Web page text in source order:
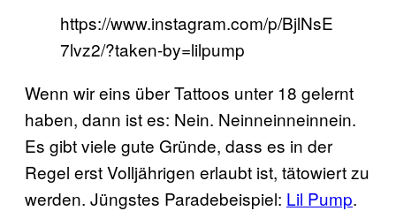
https://www.instagram.com/p/BjlNsE
7lvz2/?taken-by=lilpump
Wenn wir eins über Tattoos unter 18 gelernt
haben, dann ist es: Nein. Neinneinneinnein.
Es gibt viele gute Gründe, dass es in der
Regel erst Volljährigen erlaubt ist, tätowiert zu
werden. Jüngstes Paradebeispiel: Lil Pump.